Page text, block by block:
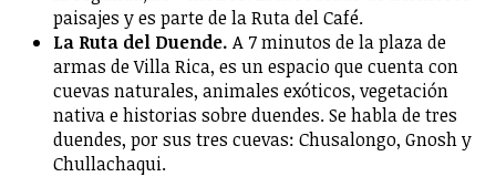
paisajes y es parte de la Ruta del Café.
La Ruta del Duende. A 7 minutos de la plaza de
armas de Villa Rica, es un espacio que cuenta con
cuevas naturales, animales exóticos, vegetación
nativa e historias sobre duendes. Se habla de tres
duendes, por sus tres cuevas: Chusalongo, Gnosh y
Chullachaqui.